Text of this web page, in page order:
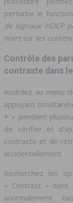
perturbe le
de signaux HDCP
noirs sur les
Contrôle des
contraste dans
Accédez au menu
appuyant
+ » pendant
de vérifier et
contraste et de
accidentellement.
Recherchez les
« Contrast » dans
anormalement